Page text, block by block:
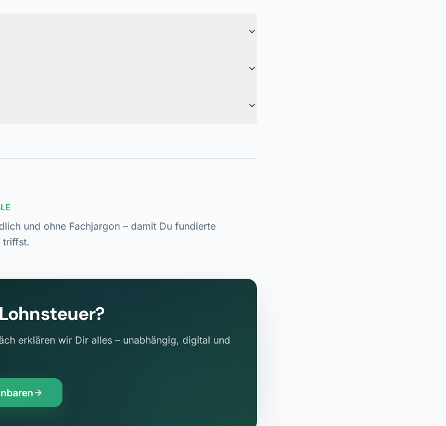
und ohne Fachjargon – damit Du fundierte
triffst.
Lohnsteuer?
erklären wir Dir alles – unabhängig, digital und